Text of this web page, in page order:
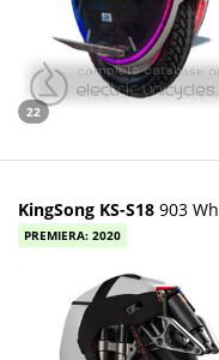
22
KingSong KS-S18 903 Wh
PREMIERA: 2020